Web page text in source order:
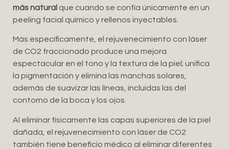
más natural que cuando se confía únicamente en un
peeling facial químico y rellenos inyectables.
Más específicamente, el rejuvenecimiento con láser
de CO2 fraccionado produce una mejora
espectacular en el tono y la textura de la piel; unifica
la pigmentación y elimina las manchas solares,
además de suavizar las líneas, incluidas las del
contorno de la boca y los ojos.
Al eliminar físicamente las capas superiores de la piel
dañada, el rejuvenecimiento con láser de CO2
también tiene beneficio médico al eliminar diferentes